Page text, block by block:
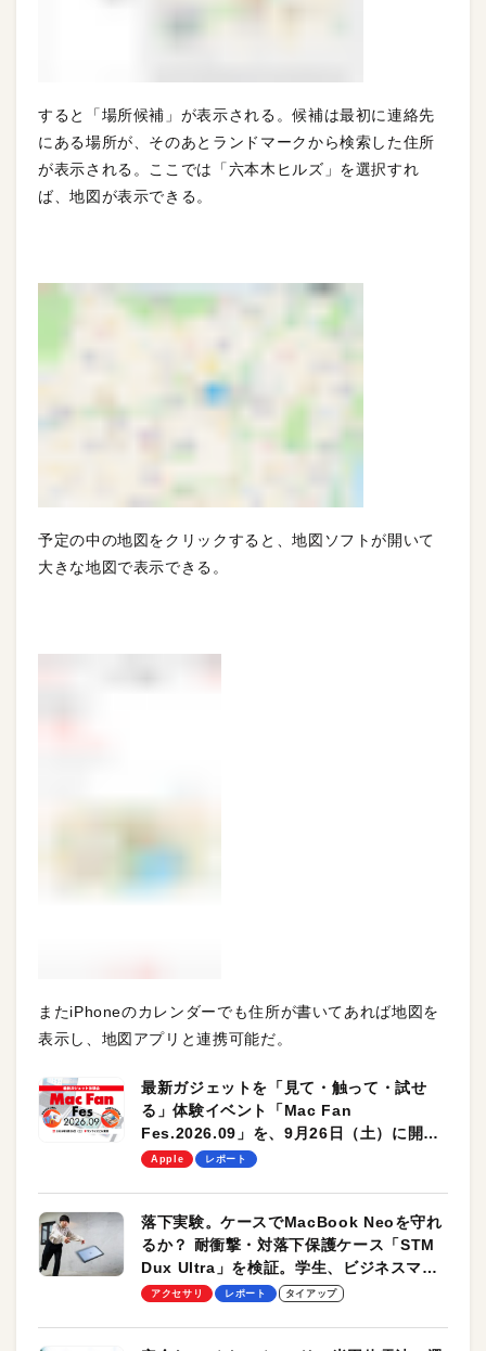
すると「場所候補」が表示される。候補は最初に連絡先
にある場所が、そのあとランドマークから検索した住所
が表示される。ここでは「六本木ヒルズ」を選択すれ
ば、地図が表示できる。
予定の中の地図をクリックすると、地図ソフトが開いて
大きな地図で表示できる。
またiPhoneのカレンダーでも住所が書いてあれば地図を
表示し、地図アプリと連携可能だ。
最新ガジェットを「見て・触って・試せ
る」体験イベント「Mac Fan
Fes.2026.09」を、9月26日（土）に開催
します！
Apple レポート
落下実験。ケースでMacBook Neoを守れ
るか？ 耐衝撃・対落下保護ケース「STM
Dux Ultra」を検証。学生、ビジネスマン
のモバイルユースに最適！
アクセサリ レポート タイアップ